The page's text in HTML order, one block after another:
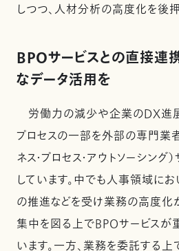
しつつ、人材分析の高度化を後押
BPOサービスとの直接連
なデータ活用を
労働力の減少や企業のDX進
プロセスの一部を外部の専門業
ネス・プロセス・アウトソーシン
しています。中でも人事領域に
の推進などを受け業務の高度化
集中を図る上でBPOサービスが
います。一方、業務を委託する